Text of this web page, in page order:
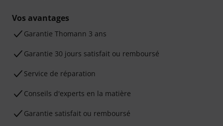
Vos avantages
Ga­ran­tie Thomann 3 ans
Garantie 30 jours satisfait ou remboursé
Service de réparation
Conseils d'experts en la matière
Garantie satisfait ou remboursé